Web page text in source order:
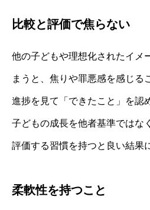
比較と評価で焦らない
他の子どもや理想化されたイメ
まうと、焦りや罪悪感を感じる
進捗を見て「できたこと」を認
子どもの成長を他者基準ではな
評価する習慣を持つと良い結果
柔軟性を持つこと